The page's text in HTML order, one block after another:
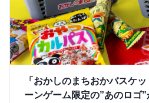
「おかしのまちおかバスケ
ーンゲーム限定の”あのロゴ